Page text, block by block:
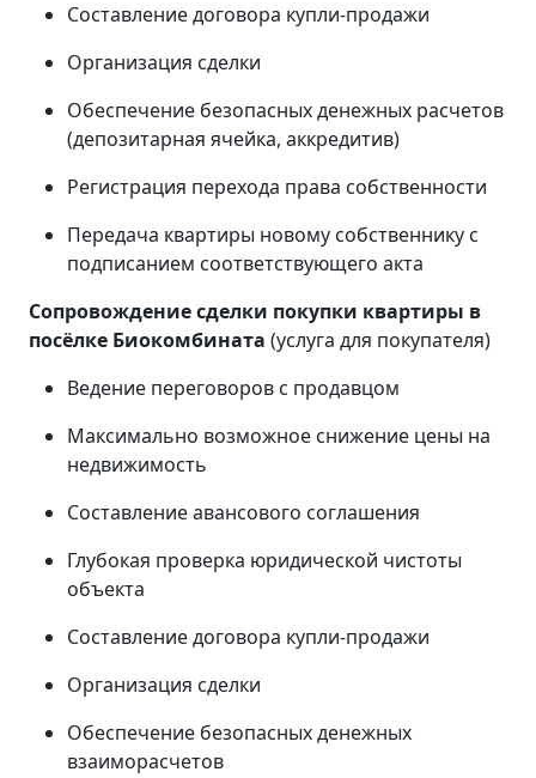
Составление договора купли-продажи
Организация сделки
Обеспечение безопасных денежных расчетов
(депозитарная ячейка, аккредитив)
Регистрация перехода права собственности
Передача квартиры новому собственнику с
подписанием соответствующего акта
Сопровождение сделки покупки квартиры в
посёлке Биокомбината (услуга для покупателя)
Ведение переговоров с продавцом
Максимально возможное снижение цены на
недвижимость
Составление авансового соглашения
Глубокая проверка юридической чистоты
объекта
Составление договора купли-продажи
Организация сделки
Обеспечение безопасных денежных
взаиморасчетов